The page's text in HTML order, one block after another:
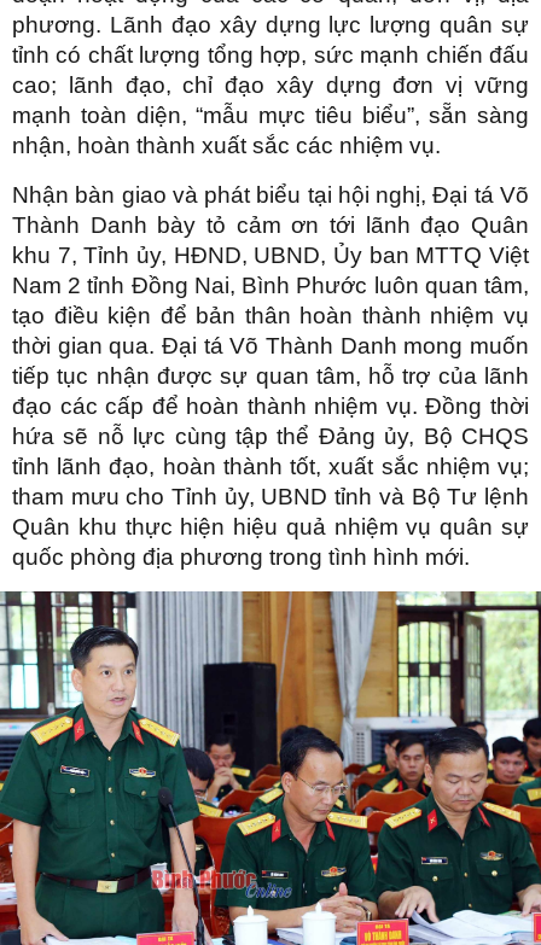
phương. Lãnh đạo xây dựng lực lượng quân sự
tỉnh có chất lượng tổng hợp, sức mạnh chiến đấu
cao; lãnh đạo, chỉ đạo xây dựng đơn vị vững
mạnh toàn diện, “mẫu mực tiêu biểu”, sẵn sàng
nhận, hoàn thành xuất sắc các nhiệm vụ.
Nhận bàn giao và phát biểu tại hội nghị, Đại tá Võ
Thành Danh bày tỏ cảm ơn tới lãnh đạo Quân
khu 7, Tỉnh ủy, HĐND, UBND, Ủy ban MTTQ Việt
Nam 2 tỉnh Đồng Nai, Bình Phước luôn quan tâm,
tạo điều kiện để bản thân hoàn thành nhiệm vụ
thời gian qua. Đại tá Võ Thành Danh mong muốn
tiếp tục nhận được sự quan tâm, hỗ trợ của lãnh
đạo các cấp để hoàn thành nhiệm vụ. Đồng thời
hứa sẽ nỗ lực cùng tập thể Đảng ủy, Bộ CHQS
tỉnh lãnh đạo, hoàn thành tốt, xuất sắc nhiệm vụ;
tham mưu cho Tỉnh ủy, UBND tỉnh và Bộ Tư lệnh
Quân khu thực hiện hiệu quả nhiệm vụ quân sự
quốc phòng địa phương trong tình hình mới.